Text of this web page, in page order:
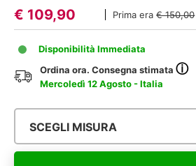
€ 109,90 Prima era€ 150,00
Disponibilità Immediata
Ordina ora. Consegna stimataⓘ
Mercoledì 12 Agosto - Italia
SCEGLI MISURA